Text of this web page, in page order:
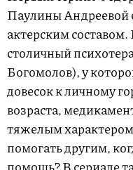
Паулины Андреевой
актерским
столичный
Богомолов), у
довесок к личному
возраста,
тяжелым
помогать другим,